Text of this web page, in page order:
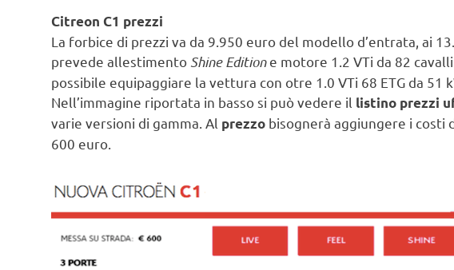
Citreon C1 prezzi
La forbice di prezzi va da 9.950 euro del modello d’entrata, ai
prevede allestimento Shine Editione motore 1.2 VTi da 82
possibile equipaggiare la vettura con otre 1.0 VTi 68 ETG da 51
Nell’immagine riportata in basso si può vedere il listino prezzi
varie versioni di gamma. Al prezzo bisognerà aggiungere i costi
600 euro.